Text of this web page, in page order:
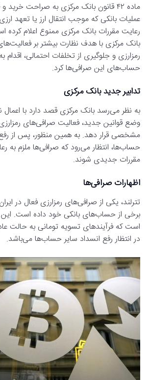
ماده ۴۲ قانون بانک مرکزی به صراحت
عملیات بانکی که موجب انتقال ارز یا تعهد
رعایت مقررات بانک مرکزی ممنوع اعلام
بانک مرکزی با هدف نظارت بیشتر بر
رمزارزی و جلوگیری از تخلفات احتمالی،
حساب‌های این صرافی‌ها کرد.
تدابیر جدید بانک مرکزی
به نظر می‌رسد بانک مرکزی قصد دارد با
وضع قوانین جدید، فعالیت صرافی‌های
مشخصی قرار دهد. به همین منظور، پس از
حساب‌ها، انتظار می‌رود که صرافی‌ها ملزم به
مقررات جدیدی شوند.
اظهارات صرافی‌ها
تترلند، یکی از صرافی‌های رمزارزی فعال در
برخی از حساب‌های بانکی خود داده است. این
است که فرآیندهای تسویه تومانی به حالت
در انتظار رفع انسداد سایر حساب‌ها می‌باشد.